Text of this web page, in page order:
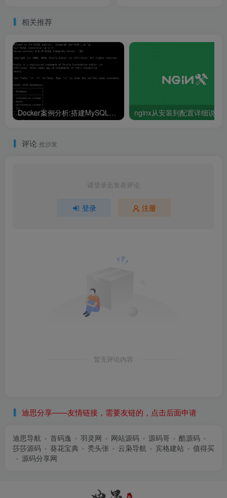
相关推荐
Docker案例分析:搭建MySQL数据库服务
评论 抢沙发
请登录后发表评论
登录 注册
暂无评论内容
迪思分享——友情链接，需要友链的，点击后面申请
迪思导航 首码逸 羽灵网 网站源码 源码哥
酷源码
莎莎源码
葵花宝典 秃头张 云枭导航 宾格建站
值得买
源码分享网